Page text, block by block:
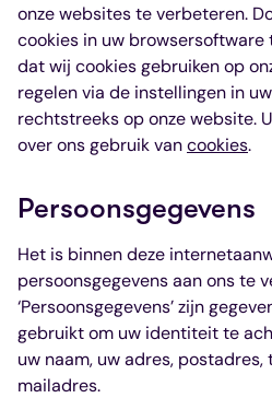
onze websites te verbeteren.
cookies in uw
dat wij cookies gebruiken op
regelen via de instellingen in
rechtstreeks op onze website.
over ons gebruik vancookies.
Persoonsgegevens
Het is binnen deze
persoonsgegevens aan ons te
‘Persoonsgegevens’ zijn
gebruikt om uw identiteit te
uw naam, uw adres,
mailadres.